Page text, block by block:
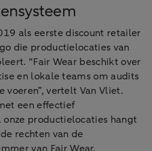
als eerste discount retailer
die productielocaties van
“Fair Wear beschikt over
en lokale teams om audits
vertelt Van Vliet.
een effectief
productielocaties hangt
rechten van de